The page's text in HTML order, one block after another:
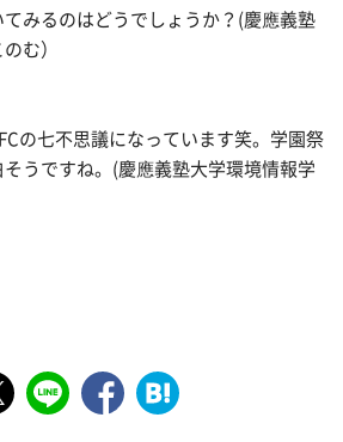
てみるのはどうでしょうか？(慶應義塾
む）
の七不思議になっています笑。学園祭
うですね。(慶應義塾大学環境情報学